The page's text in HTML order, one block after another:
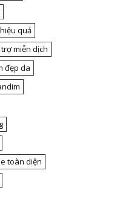
quả
miễn dịch
đẹp da
toàn diện